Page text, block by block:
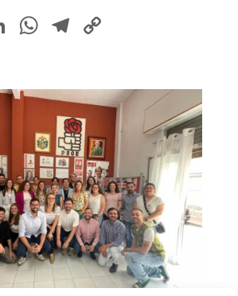
LinkedIn
WhatsApp
Telegram